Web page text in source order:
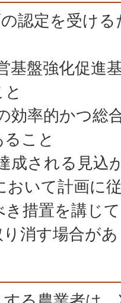
認定を受け
基盤強化促進
効率的かつ総
こと
成される見込
いて計画に
措置を講じ
消す場合が